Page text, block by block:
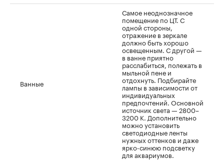
Ванные
Самое неоднозначное
помещение по ЦТ. С
одной стороны,
отражение в зеркале
должно быть хорошо
освещенным. С другой —
в ванне приятно
расслабиться, полежать в
мыльной пене и
отдохнуть. Подбирайте
лампы в зависимости от
индивидуальных
предпочтений. Основной
источник света — 2800–
3200 К. Дополнительно
можно установить
светодиодные ленты
нужных оттенков и даже
ярко-синюю подсветку
для аквариумов.